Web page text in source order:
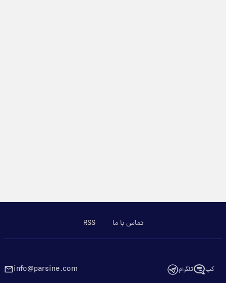
تماس با ما RSS
گپ تلگرام info@parsine.com